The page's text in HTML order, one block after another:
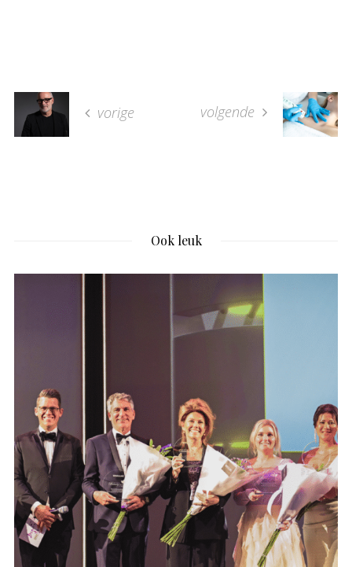
vorige volgende
Ook leuk